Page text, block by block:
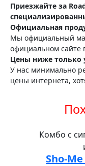
Приезжайте за
Официальная
Мы официальный
официальном сайте
Цены ниже только
У нас минимально
цены интернета,
Комбо с
Sho-